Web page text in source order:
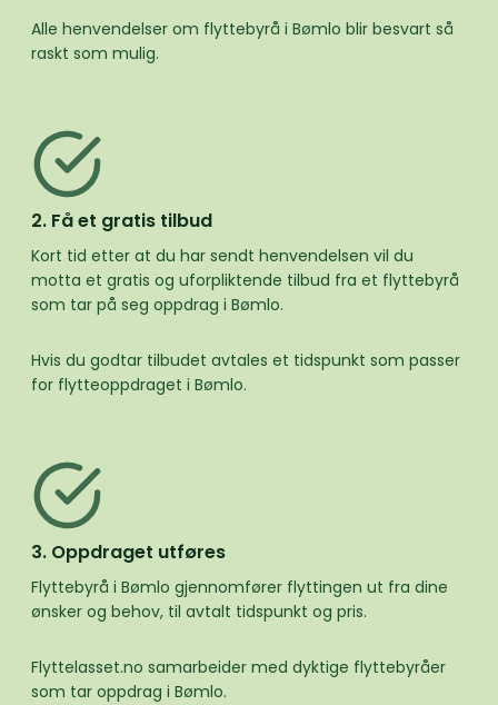
Alle henvendelser om flyttebyrå i Bømlo blir besvart så
raskt som mulig.
2. Få et gratis tilbud
Kort tid etter at du har sendt henvendelsen vil du
motta et gratis og uforpliktende tilbud fra et flyttebyrå
som tar på seg oppdrag i Bømlo.
Hvis du godtar tilbudet avtales et tidspunkt som passer
for flytteoppdraget i Bømlo.
3. Oppdraget utføres
Flyttebyrå i Bømlo gjennomfører flyttingen ut fra dine
ønsker og behov, til avtalt tidspunkt og pris.
Flyttelasset.no samarbeider med dyktige flyttebyråer
som tar oppdrag i Bømlo.